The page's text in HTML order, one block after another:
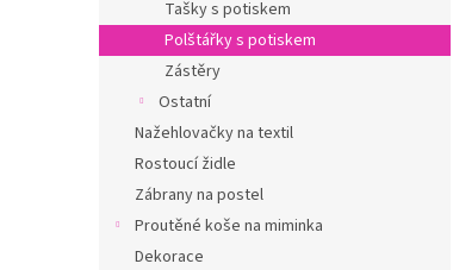
l
Tašky s potiskem
Polštářky s potiskem
Zástěry
Ostatní
Nažehlovačky na textil
Rostoucí židle
Zábrany na postel
Proutěné koše na miminka
Dekorace